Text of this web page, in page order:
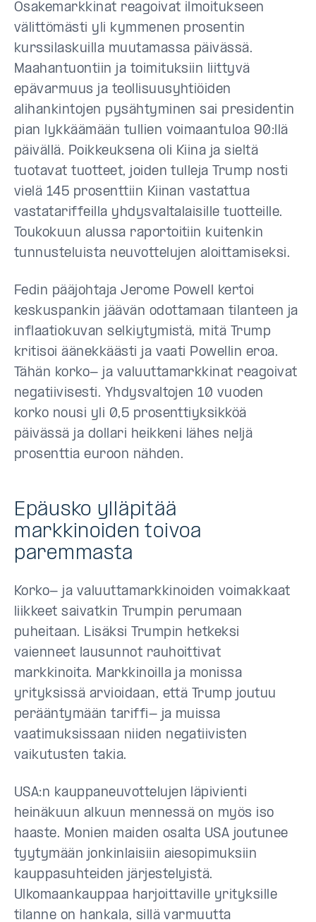
Osakemarkkinat reagoivat ilmoitukseen
välittömästi yli kymmenen prosentin
kurssilaskuilla muutamassa päivässä.
Maahantuontiin ja toimituksiin liittyvä
epävarmuus ja teollisuusyhtiöiden
alihankintojen pysähtyminen sai presidentin
pian lykkäämään tullien voimaantuloa 90:llä
päivällä. Poikkeuksena oli Kiina ja sieltä
tuotavat tuotteet, joiden tulleja Trump nosti
vielä 145 prosenttiin Kiinan vastattua
vastatariffeilla yhdysvaltalaisille tuotteille.
Toukokuun alussa raportoitiin kuitenkin
tunnusteluista neuvottelujen aloittamiseksi.
Fedin pääjohtaja Jerome Powell kertoi
keskuspankin jäävän odottamaan tilanteen ja
inflaatiokuvan selkiytymistä, mitä Trump
kritisoi äänekkäästi ja vaati Powellin eroa.
Tähän korko- ja valuuttamarkkinat reagoivat
negatiivisesti. Yhdysvaltojen 10 vuoden
korko nousi yli 0,5 prosenttiyksikköä
päivässä ja dollari heikkeni lähes neljä
prosenttia euroon nähden.
Epäusko ylläpitää
markkinoiden toivoa
paremmasta
Korko- ja valuuttamarkkinoiden voimakkaat
liikkeet saivatkin Trumpin perumaan
puheitaan. Lisäksi Trumpin hetkeksi
vaienneet lausunnot rauhoittivat
markkinoita. Markkinoilla ja monissa
yrityksissä arvioidaan, että Trump joutuu
perääntymään tariffi- ja muissa
vaatimuksissaan niiden negatiivisten
vaikutusten takia.
USA:n kauppaneuvottelujen läpivienti
heinäkuun alkuun mennessä on myös iso
haaste. Monien maiden osalta USA joutunee
tyytymään jonkinlaisiin aiesopimuksiin
kauppasuhteiden järjestelyistä.
Ulkomaankauppaa harjoittaville yrityksille
tilanne on hankala, sillä varmuutta